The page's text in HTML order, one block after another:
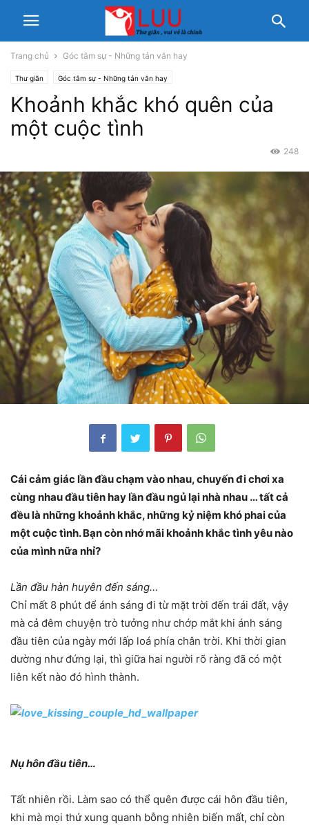
Trang chủ Góc tâm sự - Những tản văn hay
Thư giãn Góc tâm sự - Những tản văn hay
Khoảnh khắc khó quên của
một cuộc tình
248
Cái cảm giác lần đầu chạm vào nhau, chuyến đi chơi xa
cùng nhau đầu tiên hay lần đầu ngủ lại nhà nhau … tất cả
đều là những khoảnh khắc, những kỷ niệm khó phai của
một cuộc tình. Bạn còn nhớ mãi khoảnh khắc tình yêu nào
của mình nữa nhỉ?
Lần đầu hàn huyên đến sáng…
Chỉ mất 8 phút để ánh sáng đi từ mặt trời đến trái đất, vậy
mà cả đêm chuyện trò tưởng như chớp mắt khi ánh sáng
đầu tiên của ngày mới lấp loá phía chân trời. Khi thời gian
dường như đứng lại, thì giữa hai người rõ ràng đã có một
liên kết nào đó hình thành.
Nụ hôn đầu tiên…
Tất nhiên rồi. Làm sao có thể quên được cái hôn đầu tiên,
khi mà mọi thứ xung quanh bỗng nhiên biến mất, chỉ còn